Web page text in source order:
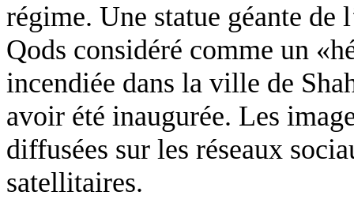
régime. Une statue géante de
Qods considéré comme un
incendiée dans la ville de
avoir été inaugurée. Les
diffusées sur les réseaux
satellitaires.